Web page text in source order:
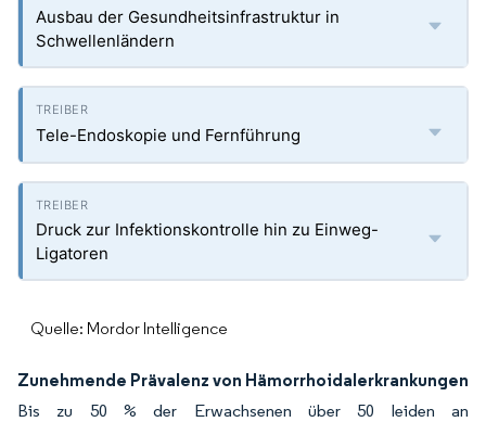
Ausbau der Gesundheitsinfrastruktur in
Schwellenländern
Tele-Endoskopie und Fernführung
Druck zur Infektionskontrolle hin zu Einweg-
Ligatoren
Quelle: Mordor Intelligence
Zunehmende Prävalenz von Hämorrhoidalerkrankungen
Bis zu 50 % der Erwachsenen über 50 leiden an